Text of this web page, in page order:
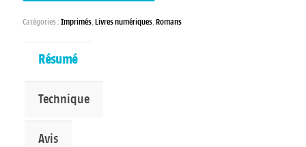
Catégories :Imprimés,Livres numériques,Romans
Résumé
Technique
Avis